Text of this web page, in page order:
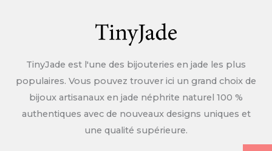
TinyJade est l'une des bijouteries en jade les plus
populaires. Vous pouvez trouver ici un grand choix de
bijoux artisanaux en jade néphrite naturel 100 %
authentiques avec de nouveaux designs uniques et
une qualité supérieure.